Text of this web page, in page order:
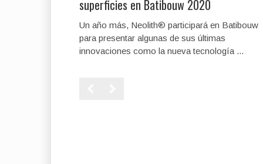
superficies en Batibouw 2020
Un año más, Neolith® participará en Batibouw
para presentar algunas de sus últimas
innovaciones como la nueva tecnología ...